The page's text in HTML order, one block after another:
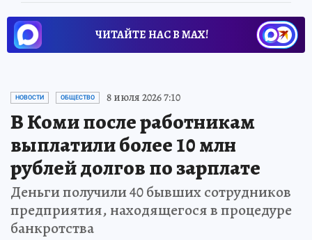
ЧИТАЙТЕ НАС В МАХ!
НОВОСТИ ОБЩЕСТВО 8 июля 2026 7:10
В Коми после работникам
выплатили более 10 млн
рублей долгов по зарплате
Деньги получили 40 бывших сотрудников
предприятия, находящегося в процедуре
банкротства